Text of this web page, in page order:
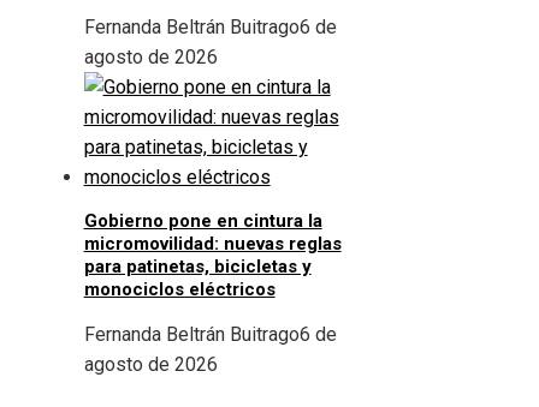
Fernanda Beltrán Buitrago6 de
agosto de 2026
Gobierno pone en cintura la
micromovilidad: nuevas reglas
para patinetas, bicicletas y
monociclos eléctricos
Fernanda Beltrán Buitrago6 de
agosto de 2026